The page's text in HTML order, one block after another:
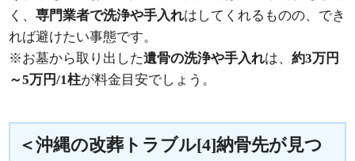
く、専門業者で洗浄や手入れはしてくれるものの、でき
れば避けたい事態です。
※お墓から取り出した遺骨の洗浄や手入れは、約3万円
～5万円/1柱が料金目安でしょう。
＜沖縄の改葬トラブル[4]納骨先が見つ